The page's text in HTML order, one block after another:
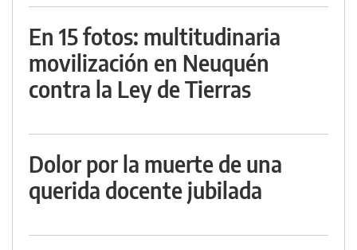
En 15 fotos: multitudinaria
movilización en Neuquén
contra la Ley de Tierras
Dolor por la muerte de una
querida docente jubilada